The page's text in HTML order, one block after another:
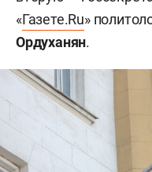
«Газете.Ru»
Ордуханян.